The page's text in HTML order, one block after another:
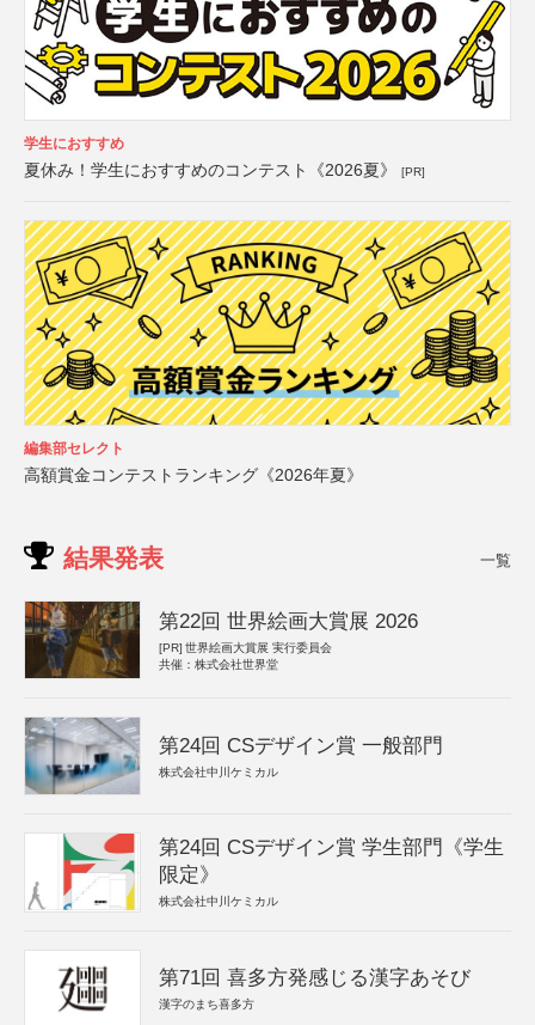
学生におすすめ
夏休み！学生におすすめのコンテスト《2026夏》 [PR]
編集部セレクト
高額賞金コンテストランキング《2026年夏》
結果発表 一覧
第22回 世界絵画大賞展 2026
[PR] 世界絵画大賞展 実行委員会
共催：株式会社世界堂
第24回 CSデザイン賞 一般部門
株式会社中川ケミカル
第24回 CSデザイン賞 学生部門《学生
限定》
株式会社中川ケミカル
第71回 喜多方発感じる漢字あそび
漢字のまち喜多方